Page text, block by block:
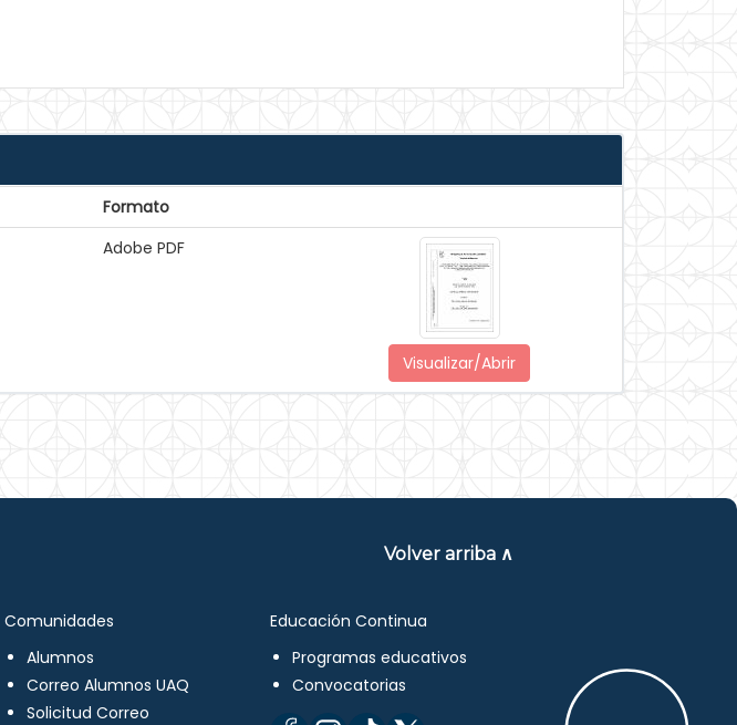
Formato
Adobe PDF
Visualizar/Abrir
Volver arriba ∧
Comunidades
Alumnos
Correo Alumnos UAQ
Solicitud Correo
Educación Continua
Programas educativos
Convocatorias